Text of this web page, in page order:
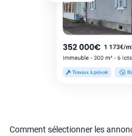
Comment sélectionner les